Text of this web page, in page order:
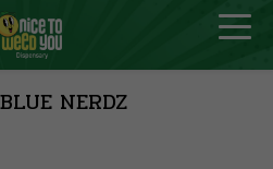
BLUE NERDZ